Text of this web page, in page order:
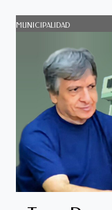
MUNICIPALIDAD